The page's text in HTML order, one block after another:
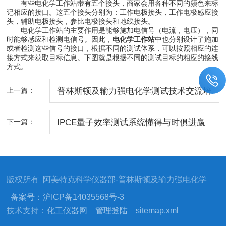
有些电化学工作站带有五个接头，商家会用各种不同的颜色来标
记相应的接口。这五个接头分别为：工作电极接头，工作电极感应接
头，辅助电极接头，参比电极接头和地线接头。
电化学工作站的主要作用是能够施加电信号（电流，电压），同
时能够感应和检测电信号。因此， 电化学工作站中也分别设计了施加
或者检测这些信号的接口，根据不同的测试体系，可以按照相应的连
接方式来获取目标信息。下图就是根据不同的测试目标的相应的接线
方式。
上一篇： 普林斯顿及输力强电化学测试技术交流培
下一篇： IPCE量子效率测试系统懂得与时俱进赢
版权所有 阿美特克科学仪器部-普林斯顿及输力强电化学
备案号：沪ICP备14035568号-3
技术支持：化工仪器网 管理登陆 sitemap.xml